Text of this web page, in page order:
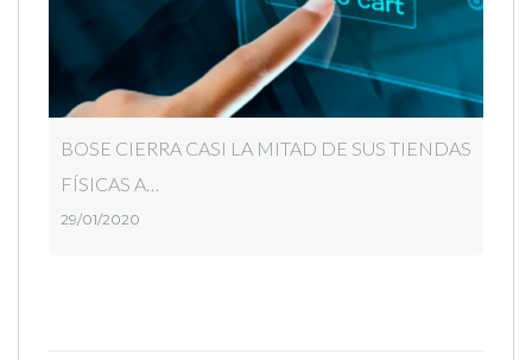
BOSE CIERRA CASI LA MITAD DE SUS TIENDAS
FÍSICAS A…
29/01/2020